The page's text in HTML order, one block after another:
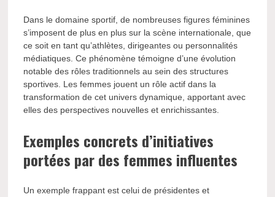
Dans le domaine sportif, de nombreuses figures féminines
s’imposent de plus en plus sur la scène internationale, que
ce soit en tant qu’athlètes, dirigeantes ou personnalités
médiatiques. Ce phénomène témoigne d’une évolution
notable des rôles traditionnels au sein des structures
sportives. Les femmes jouent un rôle actif dans la
transformation de cet univers dynamique, apportant avec
elles des perspectives nouvelles et enrichissantes.
Exemples concrets d’initiatives
portées par des femmes influentes
Un exemple frappant est celui de présidentes et